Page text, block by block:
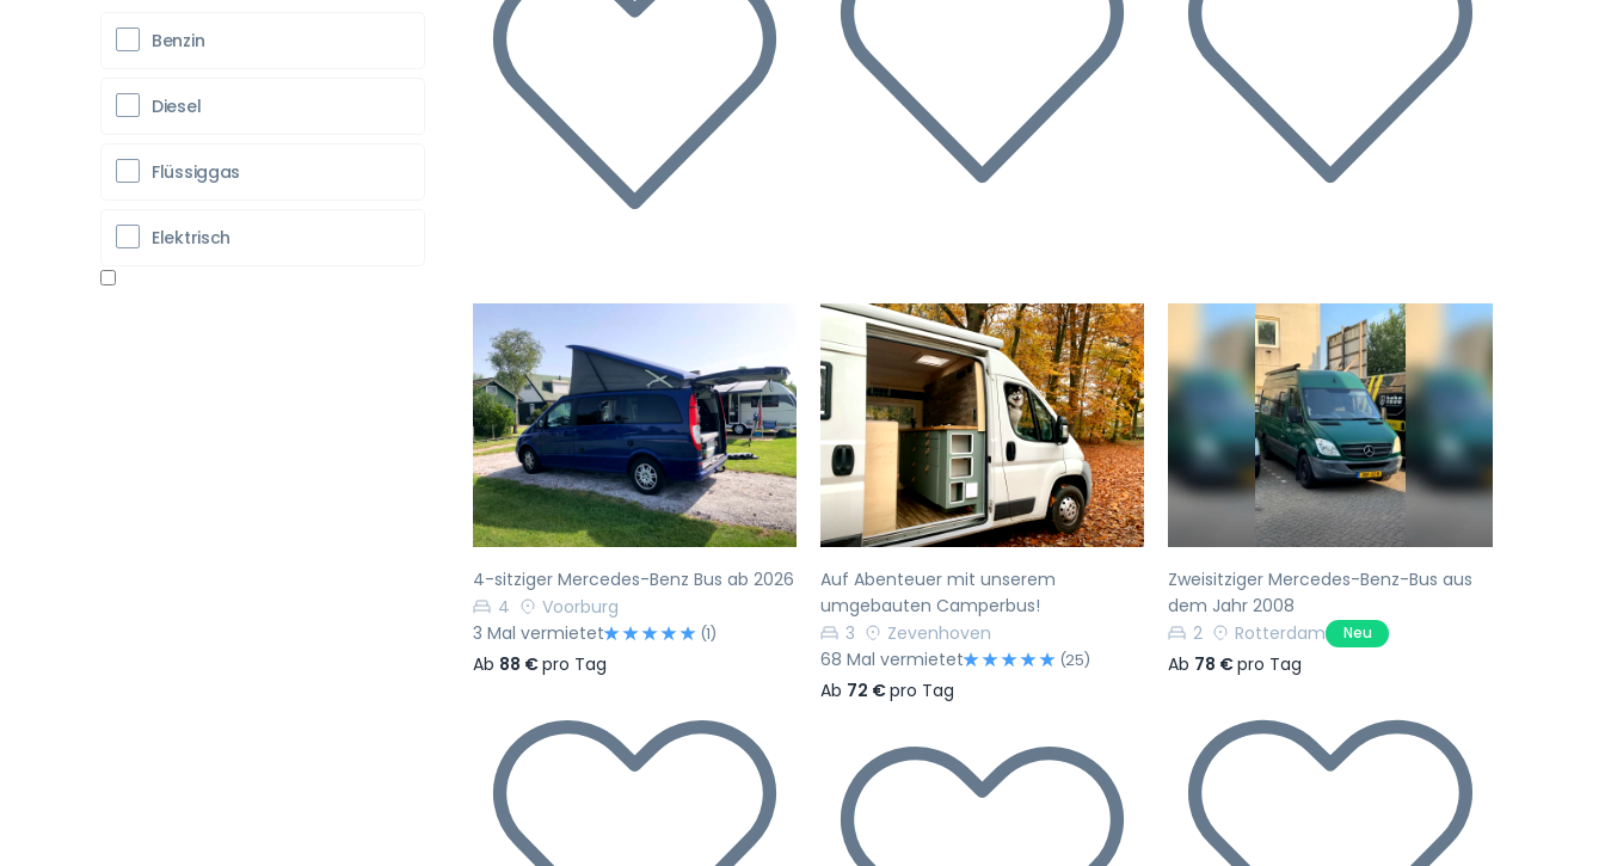
Vorherige Nächste
4-sitziger Mercedes-Benz Bus ab 2026
4
Voorburg
3 Mal vermietet
(1)
Ab 88 €pro Tag
Vorherige Nächste
Auf Abenteuer mit unserem
umgebauten Camperbus!
3
Zevenhoven
68 Mal vermietet
(25)
Ab 72 €pro Tag
Vorherige Nächste
Zweisitziger Mercedes-Benz-Bus aus
dem Jahr 2008
2
Rotterdam Neu
Ab 78 €pro Tag
Benzin
Diesel
Flüssiggas
Elektrisch